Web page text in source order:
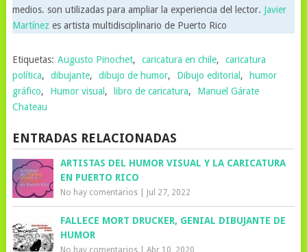
medios. son utilizadas para ampliar la experiencia del lector. Javier
Martínez es artista multidisciplinario de Puerto Rico
Etiquetas: Augusto Pinochet, caricatura en chile,
caricatura
política, dibujante, dibujo de humor, Dibujo editorial ,
humor
gráfico, Humor visual , libro de caricatura,
Manuel Gárate
Chateau
ENTRADAS RELACIONADAS
ARTISTAS DEL HUMOR VISUAL Y LA CARICATURA
EN PUERTO RICO
No hay comentarios| Jul 27, 2022
FALLECE MORT DRUCKER, GENIAL DIBUJANTE DE
HUMOR
No hay comentarios| Abr 10, 2020